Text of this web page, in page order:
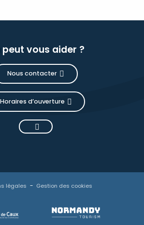
peut vous aider ?
Nous contacter
Horaires d’ouverture
légales Gestion des cookies